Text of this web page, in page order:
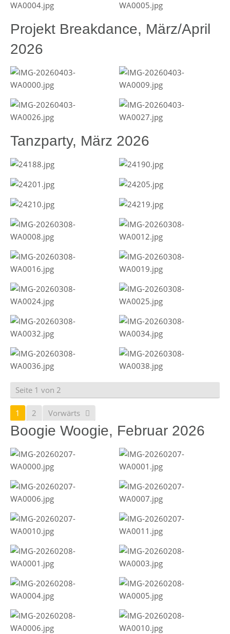
Projekt Breakdance, März/April
2026
Tanzparty, März 2026
Seite 1 von 2
1 2 Vorwärts
Boogie Woogie, Februar 2026